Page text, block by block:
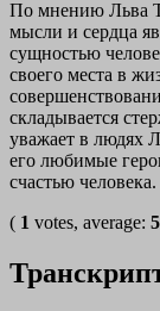
По мнению Льва
мысли и сердца
сущностью
своего места в
складывается
уважает в людях
его любимые
счастью человека.
( 1 votes, average: